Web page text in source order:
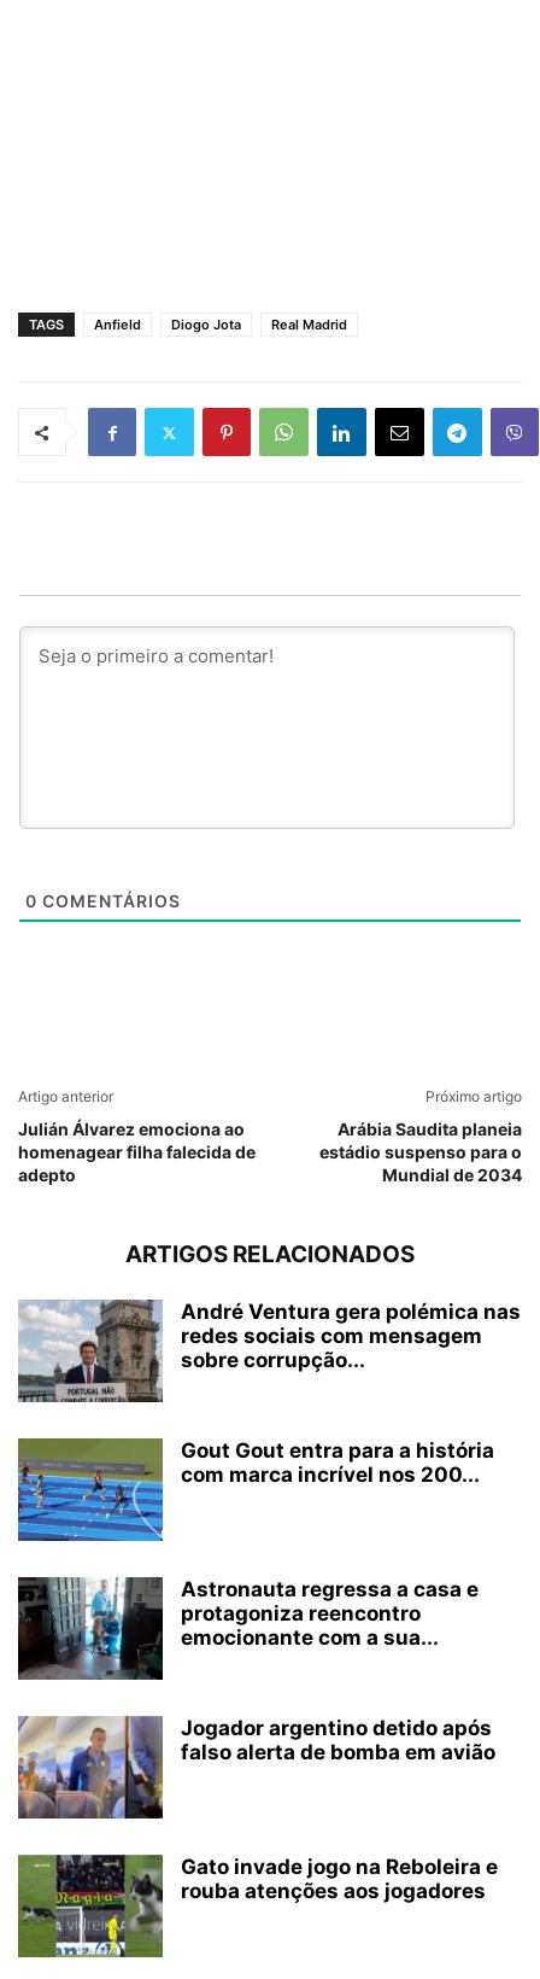
TAGS Anfield Diogo Jota Real Madrid
0 COMENTÁRIOS
Artigo anterior
Julián Álvarez emociona ao
homenagear filha falecida de
adepto
Próximo artigo
Arábia Saudita planeia
estádio suspenso para o
Mundial de 2034
ARTIGOS RELACIONADOS
André Ventura gera polémica nas
redes sociais com mensagem
sobre corrupção...
Gout Gout entra para a história
com marca incrível nos 200...
Astronauta regressa a casa e
protagoniza reencontro
emocionante com a sua...
Jogador argentino detido após
falso alerta de bomba em avião
Gato invade jogo na Reboleira e
rouba atenções aos jogadores